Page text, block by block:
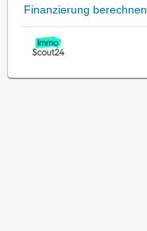
Finanzierung berechnen